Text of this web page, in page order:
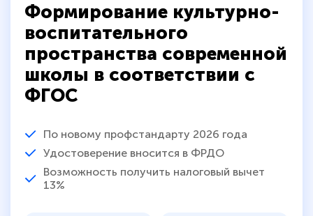
Формирование культурно-
воспитательного
пространства современной
школы в соответствии с
ФГОС
По новому профстандарту 2026 года
Удостоверение вносится в ФРДО
Возможность получить налоговый вычет
13%